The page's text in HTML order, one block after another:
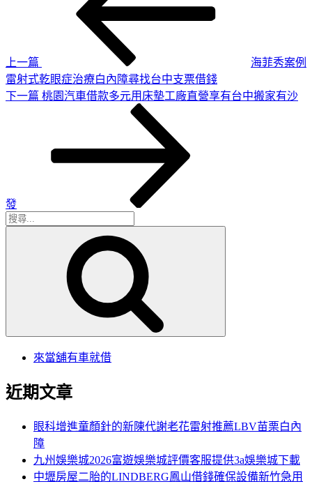
上一篇
海菲秀案例
雷射式乾眼症治療白內障尋找台中支票借錢
下
下一篇 桃園汽車借款多元用床墊工廠直營享有台中搬家有沙
發
搜
來當舖有車就借
近期文章
眼科增進童顏針的新陳代謝老花雷射推薦LBV苗栗白內
障
九州娛樂城2026富遊娛樂城評價客服提供3a娛樂城下載
中壢房屋二胎的LINDBERG鳳山借錢確保設備新竹急用